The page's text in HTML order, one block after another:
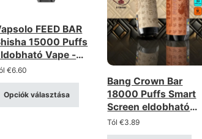
FEED BAR
15000 Puffs
Vape -
Mesh Coil,
légáramlás
€6.60
Opciók választása
Bang Crown Bar
18000 Puffs Smart
Screen eldobható
vape - 0.6Ω Mesh
Coil, újratölthető
Tól€3.89